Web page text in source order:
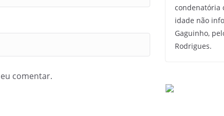
comentar.
condenatória
idade não
Gaguinho,
Rodrigues.